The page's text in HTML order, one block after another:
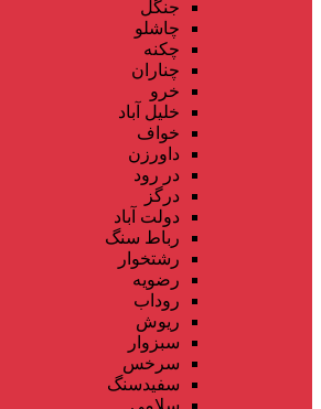
جنگل
چاشلو
چکنه
چناران
خرو
خلیل آباد
خواف
داورزن
در رود
درگز
دولت آباد
رباط سنگ
رشتخوار
رضویه
روداب
ریوش
سبزوار
سرخس
سفیدسنگ
سلامی